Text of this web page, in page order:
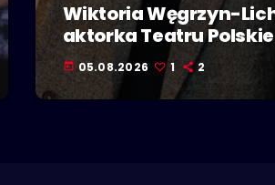
Wiktoria Węgrzyn-
aktorka Teatru
Bielsku-Białej. Dzieje
Polskiej Stolicy Kultury!
today 05.08.2026 1 2